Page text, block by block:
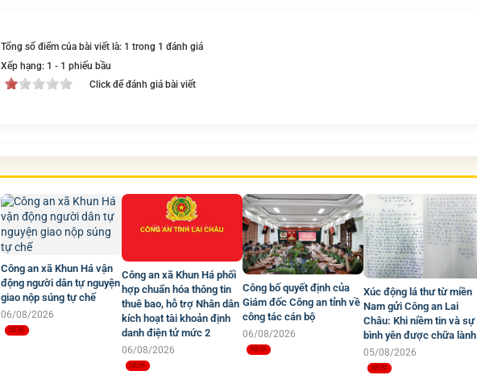
Tổng số điểm của bài viết là: 1 trong 1 đánh giá
Xếp hạng: 1 - 1 phiếu bầu
Click để đánh giá bài viết
Công an xã Khun Há vận
động người dân tự nguyện
giao nộp súng tự chế
06/08/2026
Công an xã Khun Há phối
hợp chuẩn hóa thông tin
thuê bao, hỗ trợ Nhân dân
kích hoạt tài khoản định
danh điện tử mức 2
06/08/2026
Công bố quyết định của
Giám đốc Công an tỉnh về
công tác cán bộ
06/08/2026
Xúc động lá thư từ miền
Nam gửi Công an Lai
Châu: Khi niềm tin và sự
bình yên được chữa lành
05/08/2026